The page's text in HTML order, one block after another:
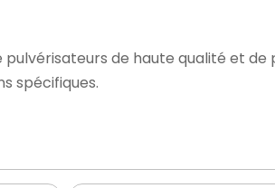
de haute qualité et de
spécifiques.